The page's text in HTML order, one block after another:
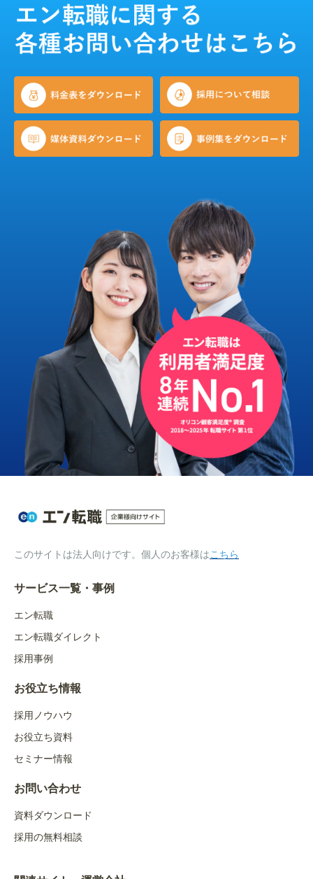
このサイトは法人向けです。個人のお客様はこちら
サービス一覧・事例
エン転職
エン転職ダイレクト
採用事例
お役立ち情報
採用ノウハウ
お役立ち資料
セミナー情報
お問い合わせ
資料ダウンロード
採用の無料相談